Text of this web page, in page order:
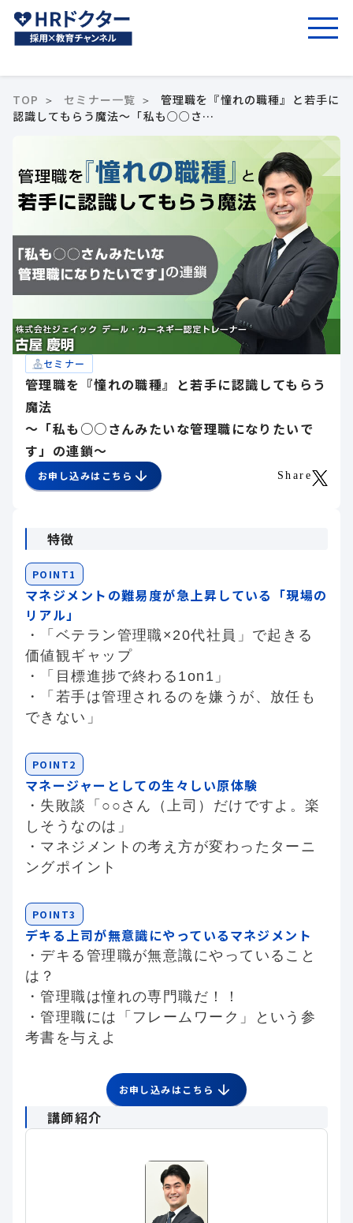
TOP セミナー一覧
管理職を『憧れの職種』と若手に
認識してもらう魔法～「私も○○さ…
セミナー
管理職を『憧れの職種』と若手に認識してもらう
魔法
～「私も○○さんみたいな管理職になりたいで
す」の連鎖～
お申し込みはこちら Share
特徴
POINT1
マネジメントの難易度が急上昇している「現場の
リアル」
・「ベテラン管理職×20代社員」で起きる
価値観ギャップ
・「目標進捗で終わる1on1」
・「若手は管理されるのを嫌うが、放任も
できない」
POINT2
マネージャーとしての生々しい原体験
・失敗談「○○さん（上司）だけですよ。楽
しそうなのは」
・マネジメントの考え方が変わったターニ
ングポイント
POINT3
デキる上司が無意識にやっているマネジメント
・デキる管理職が無意識にやっていること
は？
・管理職は憧れの専門職だ！！
・管理職には「フレームワーク」という参
考書を与えよ
お申し込みはこちら
講師紹介